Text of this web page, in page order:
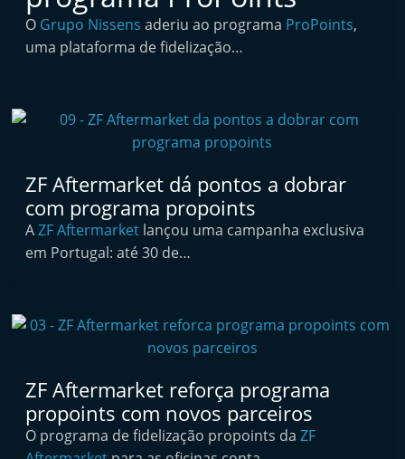
l
d
e
e
n
d
t
e
o
A
f
O Grupo Nissens aderiu ao programa ProPoints,
uma plataforma de fidelização…
ZF Aftermarket dá pontos a dobrar
com programa propoints
AZF Aftermarket lançou uma campanha exclusiva
em Portugal: até 30 de…
ZF Aftermarket reforça programa
propoints com novos parceiros
O programa de fidelização propoints daZF